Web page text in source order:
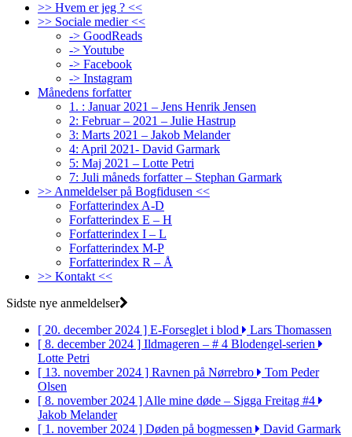
>> Hvem er jeg ? <<
>> Sociale medier <<
-> GoodReads
-> Youtube
-> Facebook
-> Instagram
Månedens forfatter
1. : Januar 2021 – Jens Henrik Jensen
2: Februar – 2021 – Julie Hastrup
3: Marts 2021 – Jakob Melander
4: April 2021- David Garmark
5: Maj 2021 – Lotte Petri
7: Juli måneds forfatter – Stephan Garmark
>> Anmeldelser på Bogfidusen <<
Forfatterindex A-D
Forfatterindex E – H
Forfatterindex I – L
Forfatterindex M-P
Forfatterindex R – Å
>> Kontakt <<
Sidste nye anmeldelser
[ 20. december 2024 ] E-Forseglet i blod
Lars Thomassen
[ 8. december 2024 ] Ildmageren – # 4 Blodengel-serien
Lotte Petri
[ 13. november 2024 ] Ravnen på Nørrebro
Tom Peder
Olsen
[ 8. november 2024 ]Alle mine døde – Sigga Freitag #4
Jakob Melander
[ 1. november 2024 ] Døden på bogmessen
David Garmark